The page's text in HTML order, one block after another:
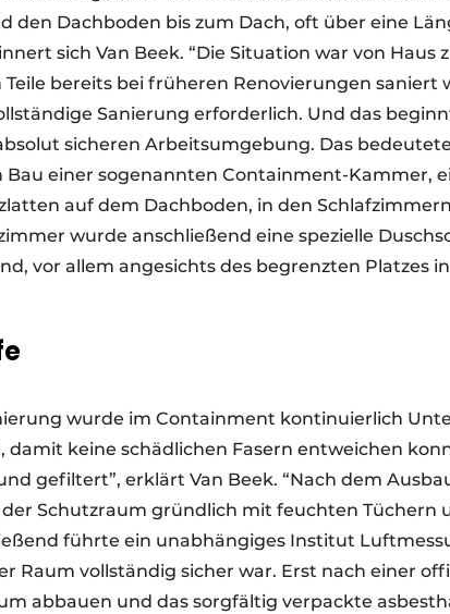
den Dachboden bis zum Dach, oft über eine
sich Van Beek. “Die Situation war von Haus
bereits bei früheren Renovierungen saniert
Sanierung erforderlich. Und das
sicheren Arbeitsumgebung. Das
Bau einer sogenannten Containment-Kammer,
auf dem Dachboden, in den
wurde anschließend eine spezielle
vor allem angesichts des begrenzten Platzes
wurde im Containment kontinuierlich
keine schädlichen Fasern entweichen
gefiltert”, erklärt Van Beek. “Nach dem
Schutzraum gründlich mit feuchten Tüchern
führte ein unabhängiges Institut
Raum vollständig sicher war. Erst nach einer
abbauen und das sorgfältig verpackte